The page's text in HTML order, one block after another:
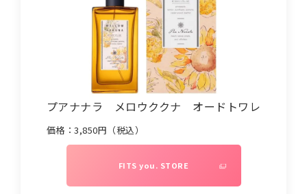
プアナナラ メロウククナ オードトワレ
価格：3,850円（税込）
FITS you. STORE